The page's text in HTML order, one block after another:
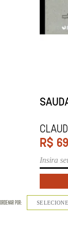
de
R$
ORDENAR POR: SELECIONE